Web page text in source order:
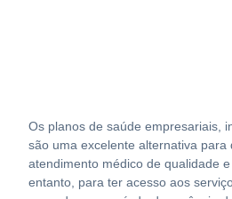
Os planos de saúde empresariais,
são uma excelente alternativa para
atendimento médico de qualidade
entanto, para ter acesso aos